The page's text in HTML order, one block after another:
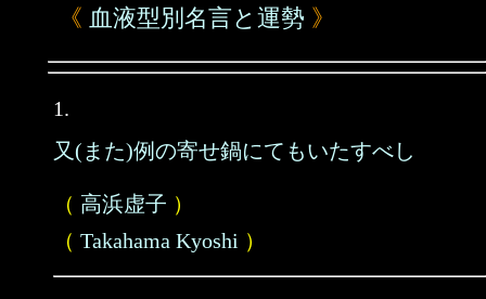
《 血液型別名言と運勢 》
1.
又(また)例の寄せ鍋にてもいたすべし
（ 高浜虚子 ）
（ Takahama Kyoshi ）